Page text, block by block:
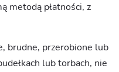
metodą płatności, z
brudne, przerobione lub
lub torbach, nie